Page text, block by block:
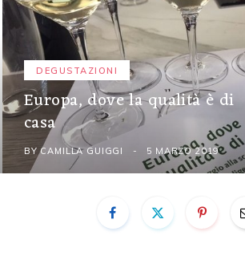
DEGUSTAZIONI
Europa, dove la qualità è di
casa
BY CAMILLA GUIGGI 5 MARZO 2019